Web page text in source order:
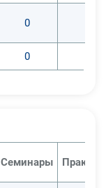
0
0
Семинары